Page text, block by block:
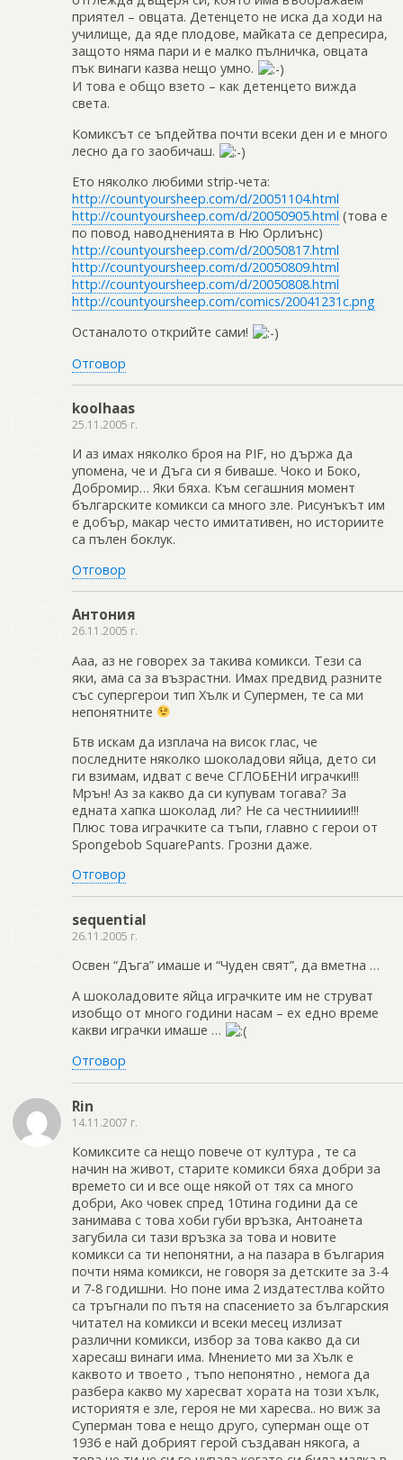
приятел – овцата. Детенцето не иска да ходи на
училище, да яде плодове, майката се депресира,
защото няма пари и е малко пълничка, овцата
пък винаги казва нещо умно.
И това е общо взето – как детенцето вижда
света.
Комиксът се ъпдейтва почти всеки ден и е много
лесно да го заобичаш.
Ето няколко любими strip-чета:
http://countyoursheep.com/d/20051104.html
http://countyoursheep.com/d/20050905.html (това е
по повод наводненията в Ню Орлиънс)
http://countyoursheep.com/d/20050817.html
http://countyoursheep.com/d/20050809.html
http://countyoursheep.com/d/20050808.html
http://countyoursheep.com/comics/20041231c.png
Останалото открийте сами!
Отговор
koolhaas
25.11.2005 г.
И аз имах няколко броя на PIF, но държа да
упомена, че и Дъга си я биваше. Чоко и Боко,
Добромир… Яки бяха. Към сегашния момент
българските комикси са много зле. Рисунъкът им
е добър, макар често имитативен, но историите
са пълен боклук.
Отговор
Антония
26.11.2005 г.
Ааа, аз не говорех за такива комикси. Тези са
яки, ама са за възрастни. Имах предвид разните
със супергерои тип Хълк и Супермен, те са ми
непонятните
Бтв искам да изплача на висок глас, че
последните няколко шоколадови яйца, дето си
ги взимам, идват с вече СГЛОБЕНИ играчки!!!
Мрън! Аз за какво да си купувам тогава? За
едната хапка шоколад ли? Не са честнииии!!!
Плюс това играчките са тъпи, главно с герои от
Spongebob SquarePants. Грозни даже.
Отговор
sequential
26.11.2005 г.
Освен “Дъга” имаше и “Чуден свят”, да вметна …
А шоколадовите яйца играчките им не струват
изобщо от много години насам – ех едно време
какви играчки имаше …
Отговор
Rin
14.11.2007 г.
Комиксите са нещо повече от култура , те са
начин на живот, старите комикси бяха добри за
времето си и все още някой от тях са много
добри, Ако човек спред 10тина години да се
занимава с това хоби губи връзка, Антоанета
загубила си тази връзка за това и новите
комикси са ти непонятни, а на пазара в българия
почти няма комикси, не говоря за детските за 3-4
и 7-8 годишни. Но поне има 2 издатестлва който
са тръгнали по пътя на спасението за българския
читател на комикси и всеки месец излизат
различни комикси, избор за това какво да си
харесаш винаги има. Мнението ми за Хълк е
каквото и твоето , тъпо непонятно , немога да
разбера какво му харесват хората на този хълк,
историятя е зле, героя не ми харесва.. но виж за
Суперман това е нещо друго, суперман още от
1936 е най добрият герой създаван някога, а